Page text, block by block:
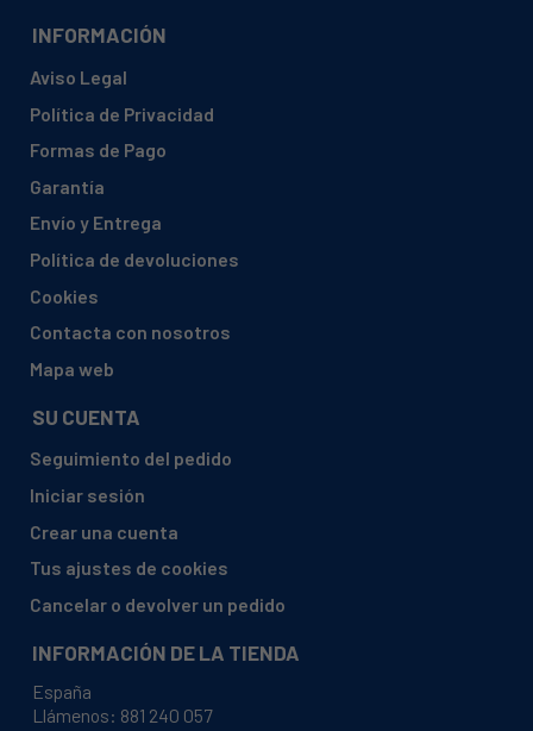
AEG, 911074013 01 F78420VI1P
AEG, 911076025 00 F55412VI0
AEG, 911076027 01 F55422VI0
AEG, 911076034 00 F96542VI0
AEG, 911076034 01 F96542VI0
INFORMACIÓN
Aviso Legal
Política de Privacidad
Formas de Pago
Garantía
Envío y Entrega
Política de devoluciones
Cookies
Contacta con nosotros
Mapa web
SU CUENTA
Seguimiento del pedido
Iniciar sesión
Crear una cuenta
Tus ajustes de cookies
Cancelar o devolver un pedido
INFORMACIÓN DE LA TIENDA
España
Llámenos: 881 240 057